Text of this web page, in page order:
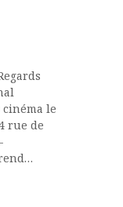
cinéma le
rue de